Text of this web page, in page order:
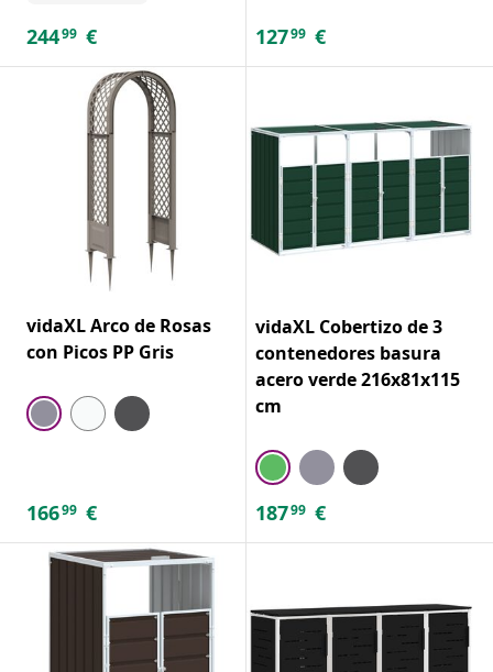
24499 € 12799 €
vidaXL Arco de Rosas
con Picos PP Gris
16699 €
vidaXL Cobertizo de 3
contenedores basura
acero verde 216x81x115
cm
18799 €